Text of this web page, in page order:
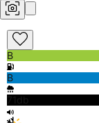
B
B
71db